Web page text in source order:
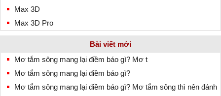
Max 3D
Max 3D Pro
Bài viết mới
Mơ tắm sông mang lại điềm báo gì? Mơ t
Mơ tắm sông mang lại điềm báo gì?
Mơ tắm sông mang lại điềm báo gì? Mơ tắm sông thì nên đánh